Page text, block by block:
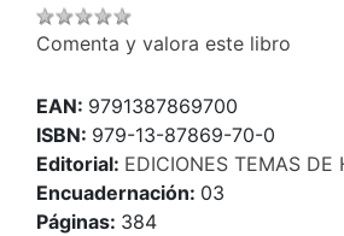
Comenta y valora este libro
EAN: 9791387869700
ISBN: 979-13-87869-70-0
Editorial: EDICIONES TEMAS DE
Encuadernación: 03
Páginas: 384